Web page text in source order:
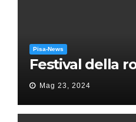
Pisa-News
Festival della
Mag 23, 2024